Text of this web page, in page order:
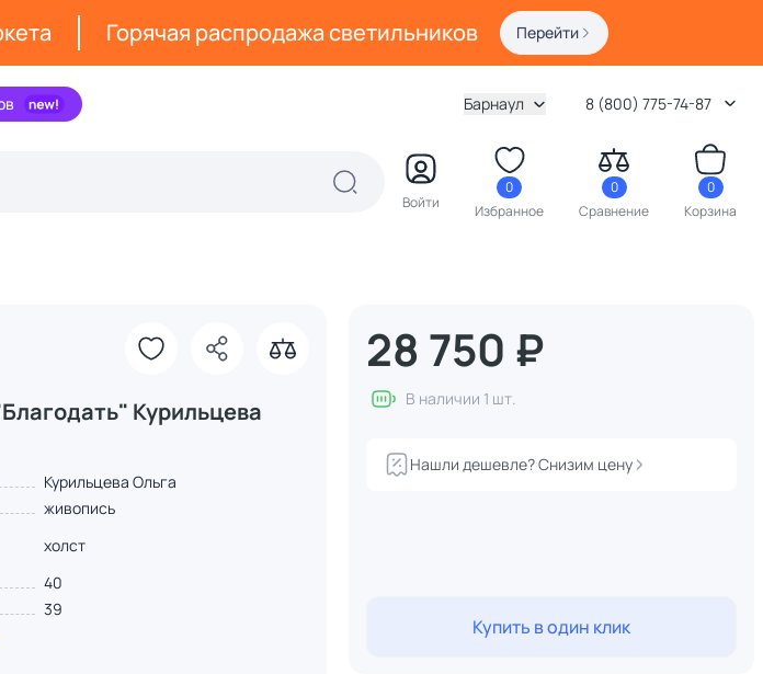
Горячая распродажа светильников Перейти
Барнаул 8 (800) 775-74-87
Войти
0
Избранное
0
Сравнение
0
Корзина
Курильцева
Курильцева Ольга
живопись
холст
40
39
28 750 ₽
В наличии 1 шт.
Нашли дешевле? Снизим цену
Купить в один клик